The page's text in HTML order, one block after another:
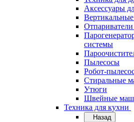
Аксессуары
системы
Пылесосы
Робот-
Стиральные
Утюги
Швейные
Техника для кухни
Назад